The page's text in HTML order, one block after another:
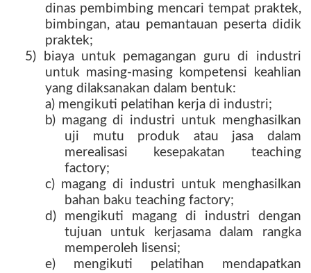
dinas pembimbing mencari tempat praktek,
bimbingan, atau pemantauan peserta didik
praktek;
5) biaya untuk pemagangan guru di industri
untuk masing-masing kompetensi keahlian
yang dilaksanakan dalam bentuk:
a) mengikuti pelatihan kerja di industri;
b) magang di industri untuk menghasilkan
uji mutu produk atau jasa dalam
merealisasi kesepakatan teaching
factory;
c) magang di industri untuk menghasilkan
bahan baku teaching factory;
d) mengikuti magang di industri dengan
tujuan untuk kerjasama dalam rangka
memperoleh lisensi;
e) mengikuti pelatihan mendapatkan